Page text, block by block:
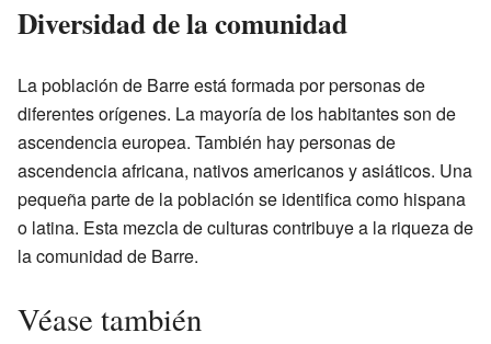
Diversidad de la comunidad
La población de Barre está formada por personas de
diferentes orígenes. La mayoría de los habitantes son de
ascendencia europea. También hay personas de
ascendencia africana, nativos americanos y asiáticos. Una
pequeña parte de la población se identifica como hispana
o latina. Esta mezcla de culturas contribuye a la riqueza de
la comunidad de Barre.
Véase también